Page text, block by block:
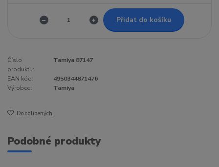
Přidat do košíku
Číslo
produktu:
Tamiya 87147
EAN kód:
4950344871476
Výrobce:
Tamiya
Do oblíbených
Podobné produkty